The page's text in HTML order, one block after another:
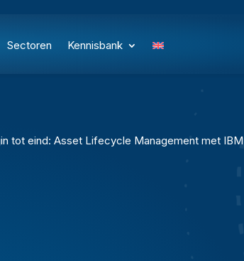
Sectoren Kennisbank
tot eind: Asset Lifecycle Management met IBM